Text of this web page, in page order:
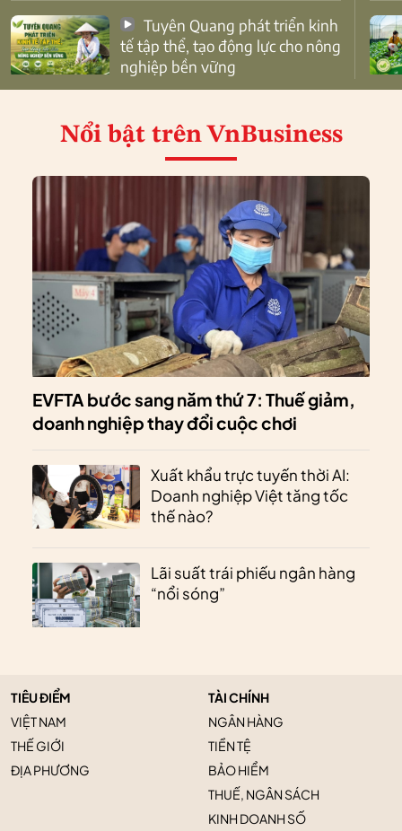
tế tập thể, tạo động lực cho nông
nghiệp bền vững
Nổi bật trên VnBusiness
EVFTA bước sang năm thứ 7: Thuế giảm,
doanh nghiệp thay đổi cuộc chơi
Xuất khẩu trực tuyến thời AI:
Doanh nghiệp Việt tăng tốc
thế nào?
Lãi suất trái phiếu ngân hàng
“nổi sóng”
TIÊU ĐIỂM
VIỆT NAM
THẾ GIỚI
ĐỊA PHƯƠNG
TÀI CHÍNH
NGÂN HÀNG
TIỀN TỆ
BẢO HIỂM
THUẾ, NGÂN SÁCH
KINH DOANH SỐ